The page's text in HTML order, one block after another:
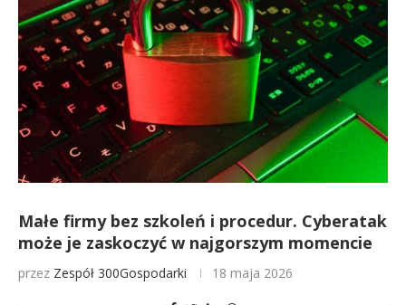
Małe firmy bez szkoleń i procedur. Cyberatak
może je zaskoczyć w najgorszym momencie
przez Zespół 300Gospodarki 18 maja 2026